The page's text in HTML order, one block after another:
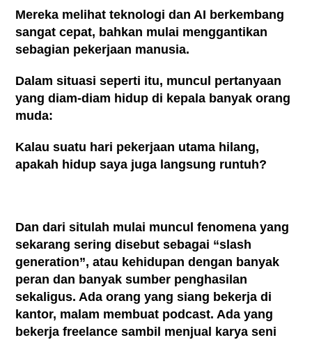
Mereka melihat teknologi dan AI berkembang
sangat cepat, bahkan mulai menggantikan
sebagian pekerjaan manusia.
Dalam situasi seperti itu, muncul pertanyaan
yang diam-diam hidup di kepala banyak orang
muda:
Kalau suatu hari pekerjaan utama hilang,
apakah hidup saya juga langsung runtuh?
Dan dari situlah mulai muncul fenomena yang
sekarang sering disebut sebagai “slash
generation”, atau kehidupan dengan banyak
peran dan banyak sumber penghasilan
sekaligus. Ada orang yang siang bekerja di
kantor, malam membuat podcast. Ada yang
bekerja freelance sambil menjual karya seni